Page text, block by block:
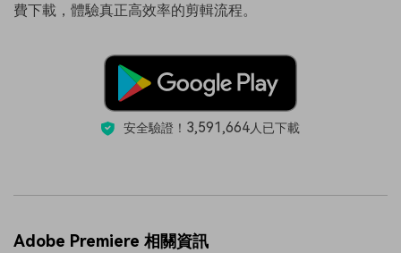
費下載，體驗真正高效率的剪輯流程。
安全驗證！ 3,591,664人已下載
Adobe Premiere 相關資訊